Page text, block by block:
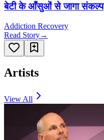
बेटी के आँसुओं से जागा संकल्प
Addiction Recovery
Read Story→
Artists
View All